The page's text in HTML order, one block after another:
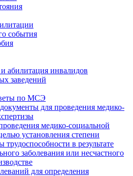
события
абилитация инвалидов
заведений
по МСЭ
для проведения медико-
медико-социальной
установления степени
трудоспособности в результате
заболевания или несчастного
для определения